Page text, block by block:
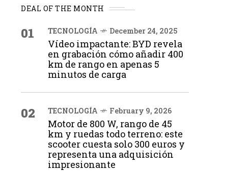
DEAL OF THE MONTH
01 TECNOLOGÍA December 24, 2025
Vídeo impactante: BYD revela
en grabación cómo añadir 400
km de rango en apenas 5
minutos de carga
02 TECNOLOGÍA February 9, 2026
Motor de 800 W, rango de 45
km y ruedas todo terreno: este
scooter cuesta solo 300 euros y
representa una adquisición
impresionante